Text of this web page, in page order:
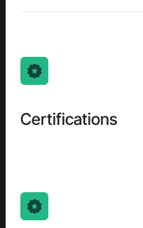
Certifications